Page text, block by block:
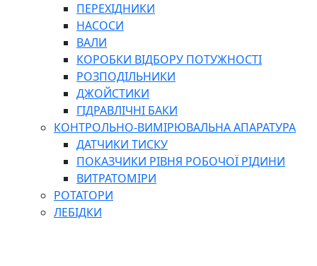
ПЕРЕХІДНИКИ
НАСОСИ
ВАЛИ
КОРОБКИ ВІДБОРУ ПОТУЖНОСТІ
РОЗПОДІЛЬНИКИ
ДЖОЙСТИКИ
ГІДРАВЛІЧНІ БАКИ
КОНТРОЛЬНО-ВИМІРЮВАЛЬНА АПАРАТУРА
ДАТЧИКИ ТИСКУ
ПОКАЗЧИКИ РІВНЯ РОБОЧОЇ РІДИНИ
ВИТРАТОМІРИ
РОТАТОРИ
ЛЕБІДКИ